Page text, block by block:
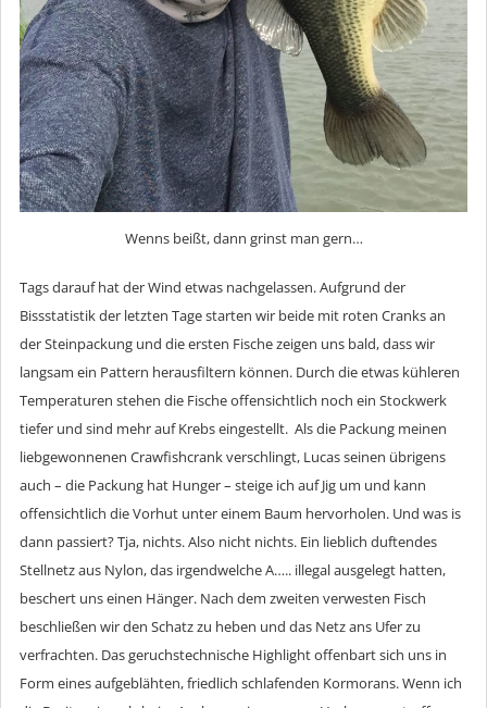
Wenns beißt, dann grinst man gern…
Tags darauf hat der Wind etwas nachgelassen. Aufgrund der
Bissstatistik der letzten Tage starten wir beide mit roten Cranks an
der Steinpackung und die ersten Fische zeigen uns bald, dass wir
langsam ein Pattern herausfiltern können. Durch die etwas kühleren
Temperaturen stehen die Fische offensichtlich noch ein Stockwerk
tiefer und sind mehr auf Krebs eingestellt. Als die Packung meinen
liebgewonnenen Crawfishcrank verschlingt, Lucas seinen übrigens
auch – die Packung hat Hunger – steige ich auf Jig um und kann
offensichtlich die Vorhut unter einem Baum hervorholen. Und was is
dann passiert? Tja, nichts. Also nicht nichts. Ein lieblich duftendes
Stellnetz aus Nylon, das irgendwelche A….. illegal ausgelegt hatten,
beschert uns einen Hänger. Nach dem zweiten verwesten Fisch
beschließen wir den Schatz zu heben und das Netz ans Ufer zu
verfrachten. Das geruchstechnische Highlight offenbart sich uns in
Form eines aufgeblähten, friedlich schlafenden Kormorans. Wenn ich